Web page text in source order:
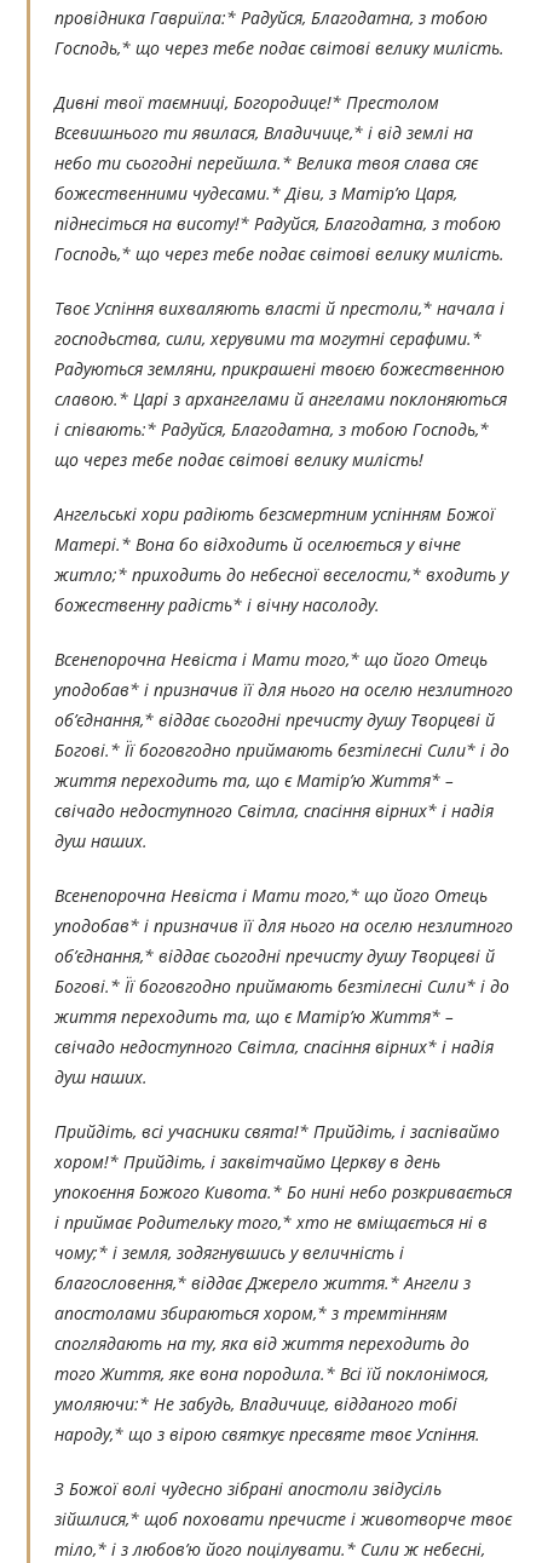
провідника Гавриїла:* Радуйся, Благодатна, з тобою
Господь,* що через тебе подає світові велику милість.
Дивні твої таємниці, Богородице!* Престолом
Всевишнього ти явилася, Владичице,* і від землі на
небо ти сьогодні перейшла.* Велика твоя слава сяє
божественними чудесами.* Діви, з Матір’ю Царя,
піднесіться на висоту!* Радуйся, Благодатна, з тобою
Господь,* що через тебе подає світові велику милість.
Твоє Успіння вихваляють власті й престоли,* начала і
господьства, сили, херувими та могутні серафими.*
Радуються земляни, прикрашені твоєю божественною
славою.* Царі з архангелами й ангелами поклоняються
і співають:* Радуйся, Благодатна, з тобою Господь,*
що через тебе подає світові велику милість!
Ангельські хори радіють безсмертним успінням Божої
Матері.* Вона бо відходить й оселюється у вічне
житло;* приходить до небесної веселости,* входить у
божественну радість* і вічну насолоду.
Всенепорочна Невіста і Мати того,* що його Отець
уподобав* і призначив її для нього на оселю незлитного
об’єднання,* віддає сьогодні пречисту душу Творцеві й
Богові.* Її боговгодно приймають безтілесні Сили* і до
життя переходить та, що є Матір’ю Життя* –
свічадо недоступного Світла, спасіння вірних* і надія
душ наших.
Всенепорочна Невіста і Мати того,* що його Отець
уподобав* і призначив її для нього на оселю незлитного
об’єднання,* віддає сьогодні пречисту душу Творцеві й
Богові.* Її боговгодно приймають безтілесні Сили* і до
життя переходить та, що є Матір’ю Життя* –
свічадо недоступного Світла, спасіння вірних* і надія
душ наших.
Прийдіть, всі учасники свята!* Прийдіть, і заспіваймо
хором!* Прийдіть, і заквітчаймо Церкву в день
упокоєння Божого Кивота.* Бо нині небо розкривається
і приймає Родительку того,* хто не вміщається ні в
чому;* і земля, зодягнувшись у величність і
благословення,* віддає Джерело життя.* Ангели з
апостолами збираються хором,* з тремтінням
споглядають на ту, яка від життя переходить до
того Життя, яке вона породила.* Всі їй поклонімося,
умоляючи:* Не забудь, Владичице, відданого тобі
народу,* що з вірою святкує пресвяте твоє Успіння.
З Божої волі чудесно зібрані апостоли звідусіль
зійшлися,* щоб поховати пречисте і животворче твоє
тіло,* і з любов’ю його поцілувати.* Сили ж небесні,